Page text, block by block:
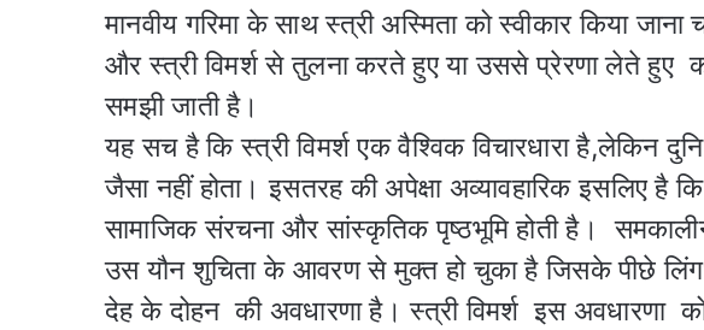
मानवीय गरिमा के साथ स्त्री अस्मिता को स्वीकार किया
और स्त्री विमर्श से तुलना करते हुए या उससे प्रेरणा लेते हुए
समझी जाती है।
यह सच है कि स्त्री विमर्श एक वैश्विक विचारधारा है,लेकिन
जैसा नहीं होता। इसतरह की अपेक्षा अव्यावहारिक इसलिए है
सामाजिक संरचना और सांस्कृतिक पृष्ठभूमि होती है। समकालीन
उस यौन शुचिता के आवरण से मुक्त हो चुका है जिसके पीछे
देह के दोहन की अवधारणा है। स्त्री विमर्श इस अवधारणा